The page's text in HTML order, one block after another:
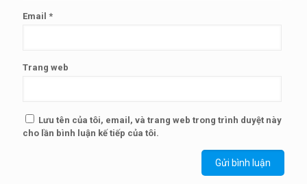
Email *
Trang web
Lưu tên của tôi, email, và trang web trong trình duyệt này
cho lần bình luận kế tiếp của tôi.